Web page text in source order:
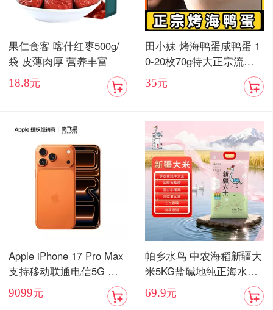
果仁食客 喀什红枣500g/
袋 皮薄肉厚 营养丰富
18.8元
田小妹 烤海鸭蛋咸鸭蛋 1
0-20枚70g特大正宗流油
烤海鸭蛋广东红树林整箱
包邮
35元
Apple iPhone 17 Pro Max
支持移动联通电信5G 双
卡双待手机【现货发售】
9099元
帕乡水鸟 中农海稻新疆大
米5KG盐碱地纯正海水稻
当季新米
69.9元